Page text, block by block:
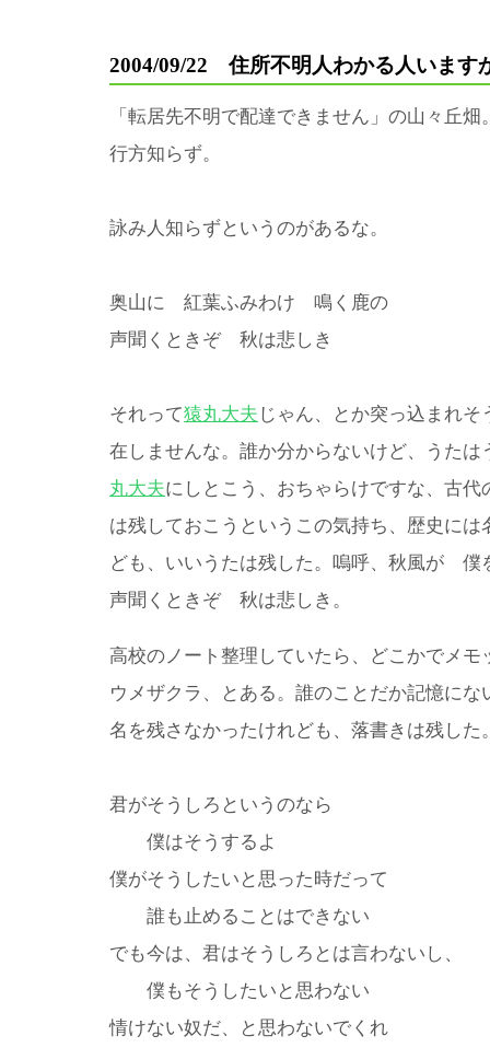
2004/09/22 住所不明人わかる人います
「転居先不明で配達できません」の山々丘畑
行方知らず。
詠み人知らずというのがあるな。
奥山に 紅葉ふみわけ 鳴く鹿の
声聞くときぞ 秋は悲しき
それって猿丸大夫 じゃん、とか突っ込まれ
在しませんな。誰か分からないけど、うたは
丸大夫にしとこう、おちゃらけですな、古代
は残しておこうというこの気持ち、歴史には
ども、いいうたは残した。嗚呼、秋風が 僕
声聞くときぞ 秋は悲しき。
高校のノート整理していたら、どこかでメモ
ウメザクラ、とある。誰のことだか記憶にな
名を残さなかったけれども、落書きは残した
君がそうしろというのなら
僕はそうするよ
僕がそうしたいと思った時だって
誰も止めることはできない
でも今は、君はそうしろとは言わないし、
僕もそうしたいと思わない
情けない奴だ、と思わないでくれ